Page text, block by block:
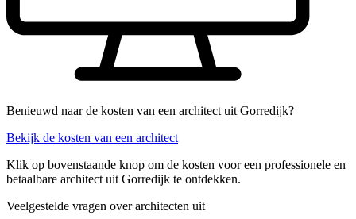
Benieuwd naar de kosten van een architect uit Gorredijk?
Bekijk de kosten van een architect
Klik op bovenstaande knop om de kosten voor een professionele en
betaalbare architect uit Gorredijk te ontdekken.
Veelgestelde vragen over architecten uit